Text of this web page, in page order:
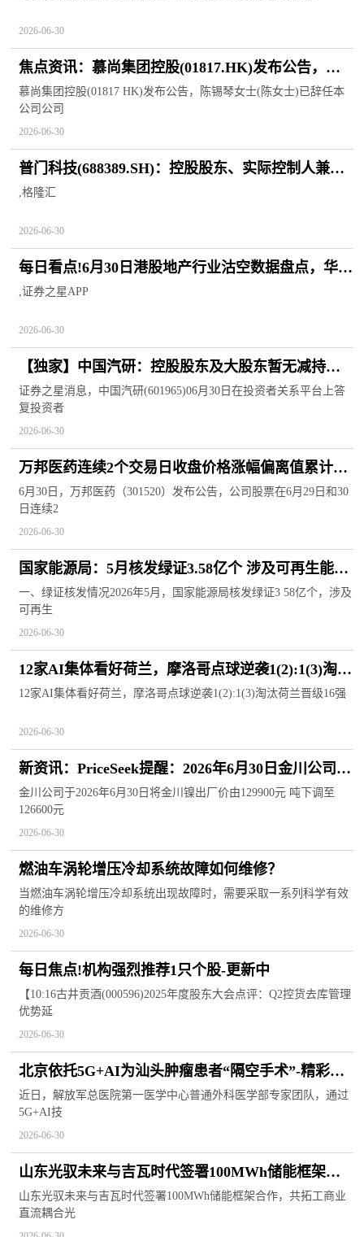
2026-06-30
焦点资讯：慕尚集团控股(01817.HK)发布公告，陈
锡琴女士(陈女士)已辞任本公司公司秘书，自2026年
6月30日起生效
慕尚集团控股(01817 HK)发布公告，陈锡琴女士(陈女士)已辞任本
公司公司
2026-06-30
普门科技(688389.SH)：控股股东、实际控制人兼董
事长刘先成拟增持1000万元-3000万元股份_新动态
,格隆汇
2026-06-30
每日看点!6月30日港股地产行业沽空数据盘点，华润
置地、中国海外发展、新鸿基地产沽空金额位居行
,证券之星APP
2026-06-30
【独家】中国汽研：控股股东及大股东暂无减持计
划
证券之星消息，中国汽研(601965)06月30日在投资者关系平台上答
复投资者
2026-06-30
万邦医药连续2个交易日收盘价格涨幅偏离值累计超
30%
6月30日，万邦医药（301520）发布公告，公司股票在6月29日和30
日连续2
2026-06-30
国家能源局：5月核发绿证3.58亿个 涉及可再生能源
发电项目125.69万个
一、绿证核发情况2026年5月，国家能源局核发绿证3 58亿个，涉及
可再生
2026-06-30
12家AI集体看好荷兰，摩洛哥点球逆袭1(2):1(3)淘汰
荷兰晋级16强
12家AI集体看好荷兰，摩洛哥点球逆袭1(2):1(3)淘汰荷兰晋级16强
2026-06-30
新资讯：PriceSeek提醒：2026年6月30日金川公司下
调镍出厂价
金川公司于2026年6月30日将金川镍出厂价由129900元 吨下调至
126600元
2026-06-30
燃油车涡轮增压冷却系统故障如何维修？
当燃油车涡轮增压冷却系统出现故障时，需要采取一系列科学有效
的维修方
2026-06-30
每日焦点!机构强烈推荐1只个股-更新中
【10:16古井贡酒(000596)2025年度股东大会点评：Q2控货去库管理
优势延
2026-06-30
北京依托5G+AI为汕头肿瘤患者“隔空手术”-精彩看
点
近日，解放军总医院第一医学中心普通外科医学部专家团队，通过
5G+AI技
2026-06-30
山东光驭未来与吉瓦时代签署100MWh储能框架合
作，共拓工商业直流耦合光储新蓝海！
山东光驭未来与吉瓦时代签署100MWh储能框架合作，共拓工商业
直流耦合光